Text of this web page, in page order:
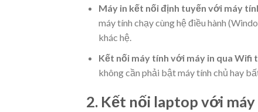
Máy in kết nối định tuyến với máy
máy tính chạy cùng hệ điều hành
khác hệ.
Kết nối máy tính với máy in qua Wifi
không cần phải bật máy tính chủ hay
2. Kết nối laptop với